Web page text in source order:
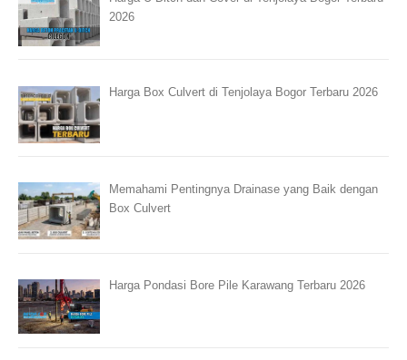
2026
Harga Box Culvert di Tenjolaya Bogor Terbaru 2026
Memahami Pentingnya Drainase yang Baik dengan
Box Culvert
Harga Pondasi Bore Pile Karawang Terbaru 2026